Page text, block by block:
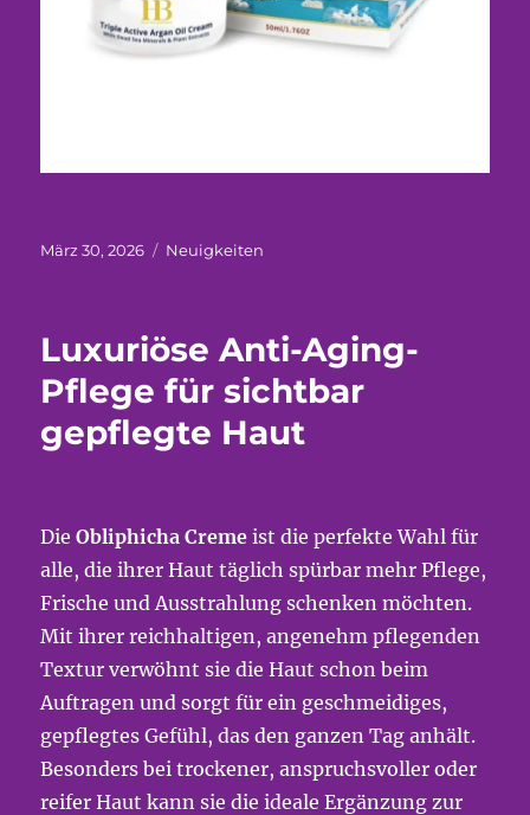
Veröffentlicht
März 30, 2026 Kategorien
Neuigkeiten
Luxuriöse Anti-Aging-
Pflege für sichtbar
gepflegte Haut
DieObliphicha Creme ist die perfekte Wahl für
alle, die ihrer Haut täglich spürbar mehr Pflege,
Frische und Ausstrahlung schenken möchten.
Mit ihrer reichhaltigen, angenehm pflegenden
Textur verwöhnt sie die Haut schon beim
Auftragen und sorgt für ein geschmeidiges,
gepflegtes Gefühl, das den ganzen Tag anhält.
Besonders bei trockener, anspruchsvoller oder
reifer Haut kann sie die ideale Ergänzung zur